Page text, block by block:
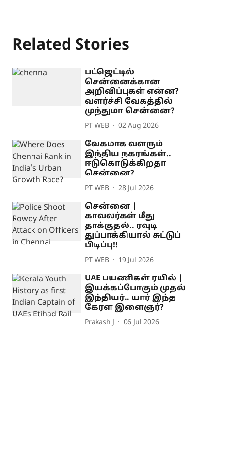
Related Stories
பட்ஜெட்டில்
சென்னைக்கான
அறிவிப்புகள் என்ன?
வளர்ச்சி வேகத்தில்
முந்துமா சென்னை?
PT WEB 02 Aug 2026
வேகமாக வளரும்
இந்திய நகரங்கள்..
ஈடுகொடுக்கிறதா
சென்னை?
PT WEB 28 Jul 2026
சென்னை |
காவலர்கள் மீது
தாக்குதல்.. ரவுடி
துப்பாக்கியால் சுட்டுப்
பிடிப்பு!!
PT WEB 19 Jul 2026
UAE பயணிகள் ரயில் |
இயக்கப்போகும் முதல்
இந்தியர்.. யார் இந்த
கேரள இளைஞர்?
Prakash J 06 Jul 2026